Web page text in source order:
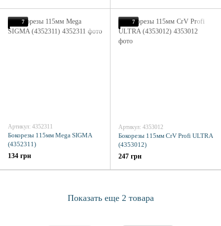
7
Артикул: 4352311
Бокорезы 115мм Mega SIGMA
(4352311)
134 грн
7
Артикул: 4353012
Бокорезы 115мм CrV Profi ULTRA
(4353012)
247 грн
Показать еще 2 товара